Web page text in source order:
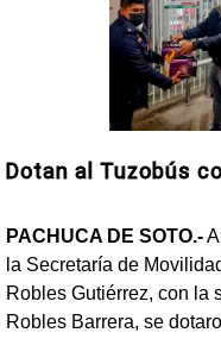
Dotan al Tuzobús
PACHUCA DE SOTO.-
la Secretaría de
Robles Gutiérrez, con la
Robles Barrera, se